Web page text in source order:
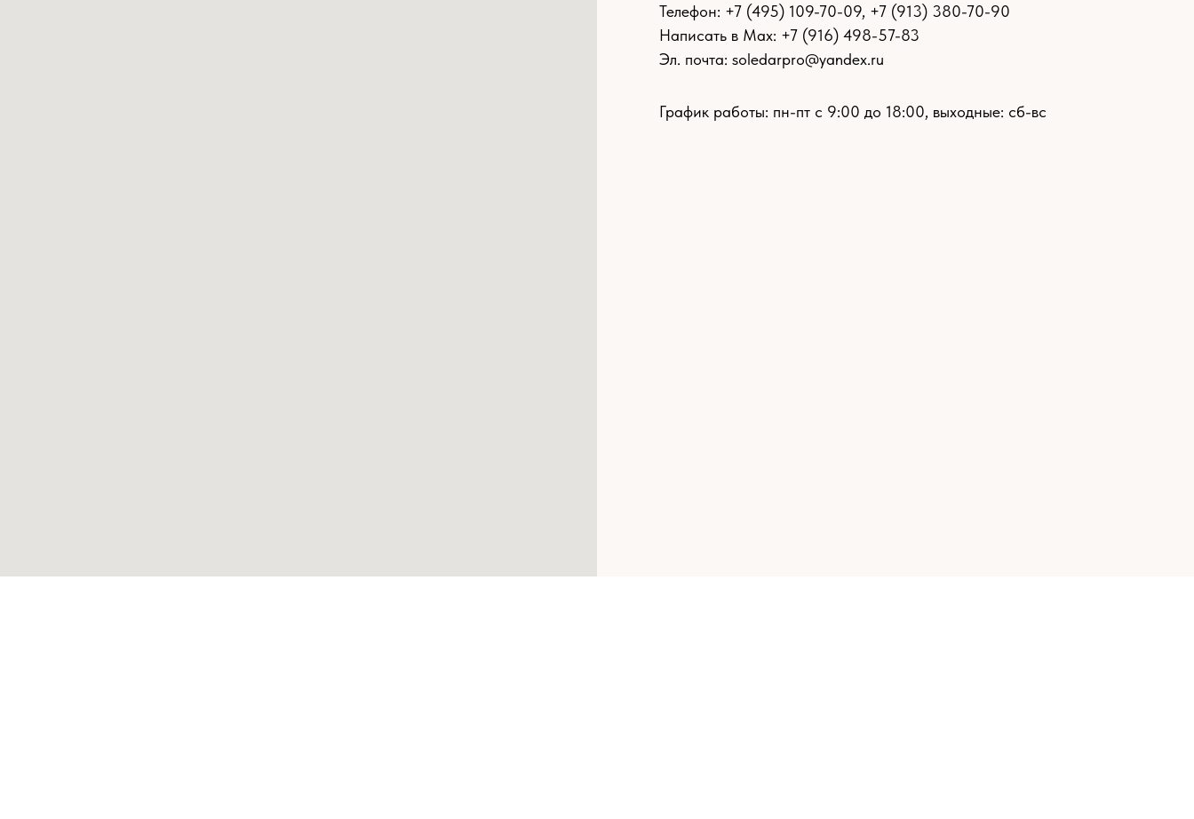
Телефон: +7 (495) 109-70-09, +7 (913) 380-70-90
Написать в Max: +7 (916) 498-57-83
Эл. почта: soledarpro@yandex.ru
График работы: пн-пт с 9:00 до 18:00, выходные: сб-вс